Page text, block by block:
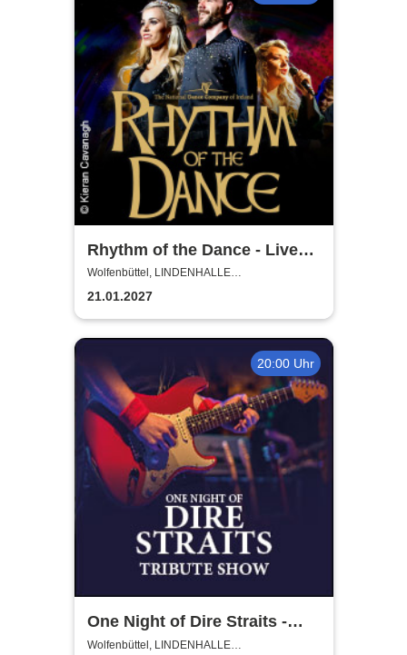
Rhythm of the Dance - Live
2027
Wolfenbüttel, LINDENHALLE
WOLFENBÜTTEL
21.01.2027
20:00 Uhr
One Night of Dire Straits -
Tribute Show
Wolfenbüttel, LINDENHALLE